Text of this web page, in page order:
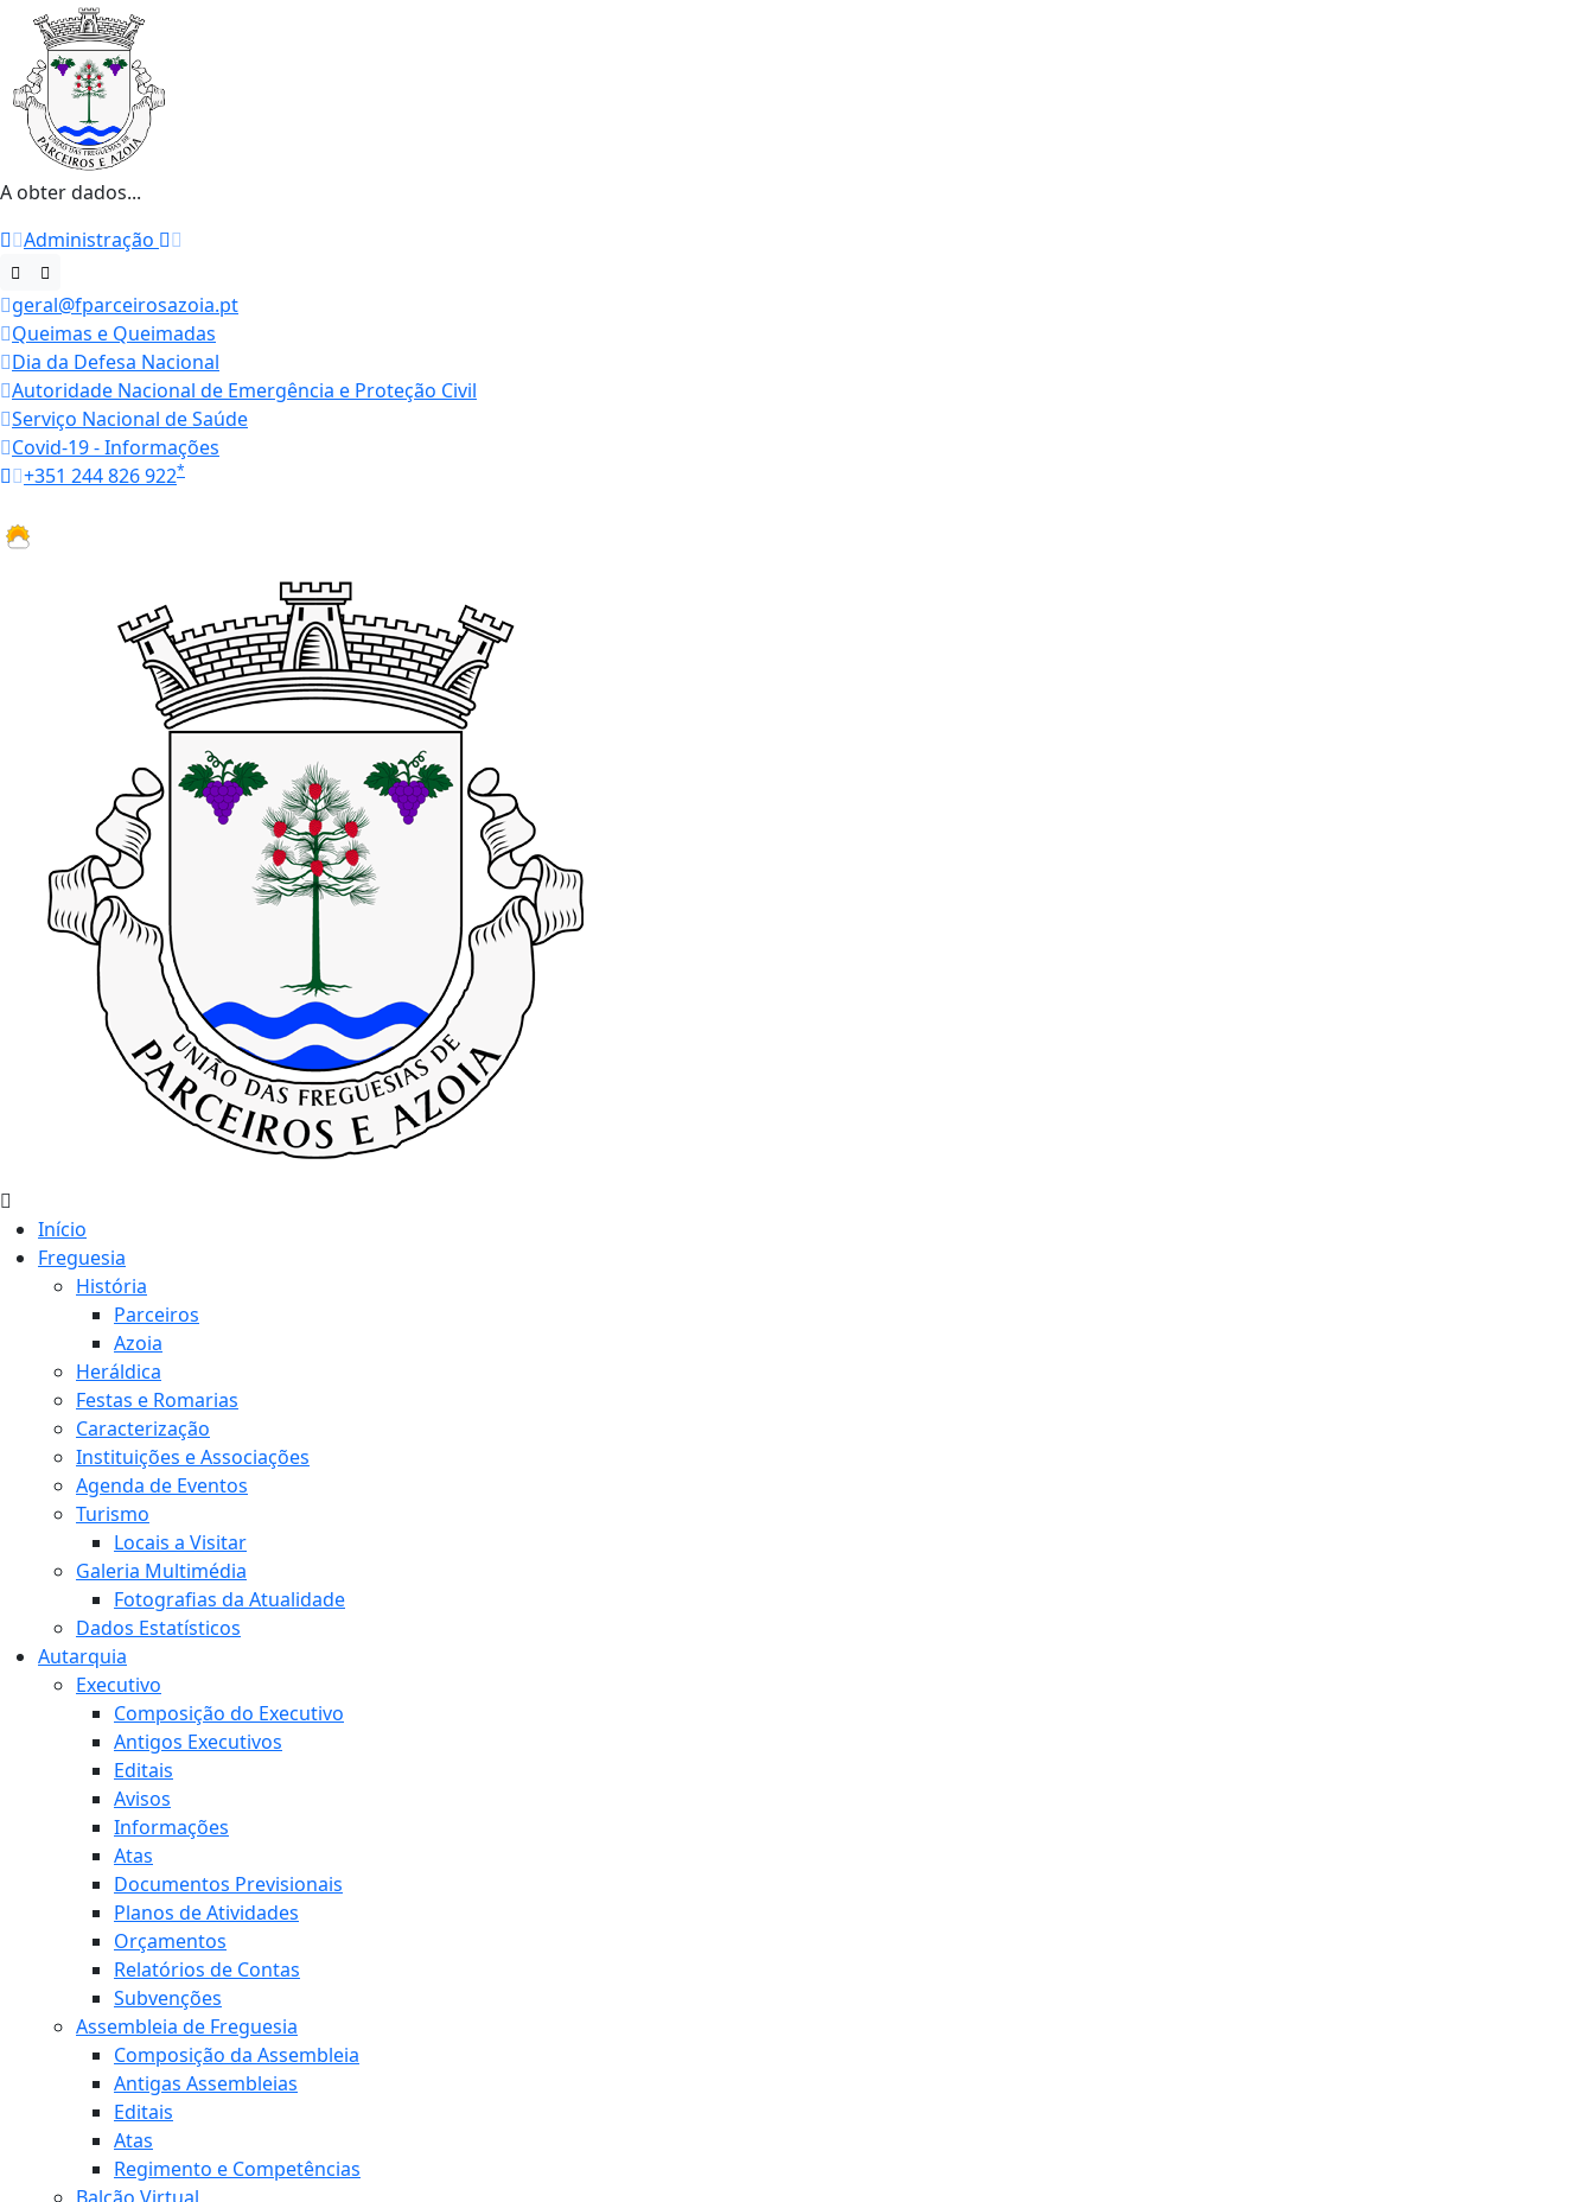
A obter dados...
Administração
geral@fparceirosazoia.pt
Queimas e Queimadas
Dia da Defesa Nacional
Autoridade Nacional de Emergência e Proteção Civil
Serviço Nacional de Saúde
Covid-19 - Informações
+351 244 826 922*
Início
Freguesia
História
Parceiros
Azoia
Heráldica
Festas e Romarias
Caracterização
Instituições e Associações
Agenda de Eventos
Turismo
Locais a Visitar
Galeria Multimédia
Fotografias da Atualidade
Dados Estatísticos
Autarquia
Executivo
Composição do Executivo
Antigos Executivos
Editais
Avisos
Informações
Atas
Documentos Previsionais
Planos de Atividades
Orçamentos
Relatórios de Contas
Subvenções
Assembleia de Freguesia
Composição da Assembleia
Antigas Assembleias
Editais
Atas
Regimento e Competências